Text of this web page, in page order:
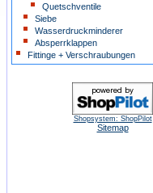
Quetschventile
Siebe
Wasserdruckminderer
Absperrklappen
Fittinge + Verschraubungen
Shopsystem: ShopPilot
Sitemap